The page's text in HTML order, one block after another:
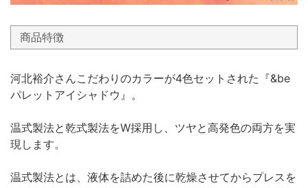
商品特徴
河北裕介さんこだわりのカラーが4色セットされた『&be
パレットアイシャドウ』。
温式製法と乾式製法をW採用し、ツヤと高発色の両方を実
現します。
温式製法とは、液体を詰めた後に乾燥させてからプレスを